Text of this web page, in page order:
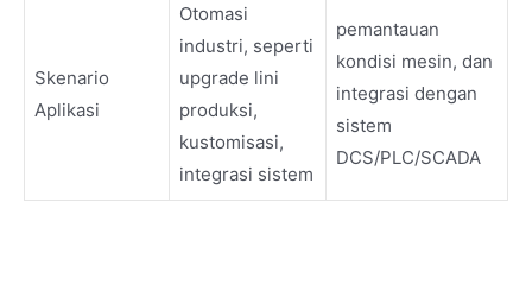
Skenario
Aplikasi
Otomasi
industri, seperti
upgrade lini
produksi,
kustomisasi,
integrasi sistem
pemantauan
kondisi mesin, dan
integrasi dengan
sistem
DCS/PLC/SCADA